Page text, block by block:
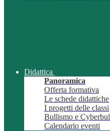
Didattica
Panoramica
Offerta formativa
Le schede didattiche
I progetti delle classi
Bullismo e
Calendario eventi